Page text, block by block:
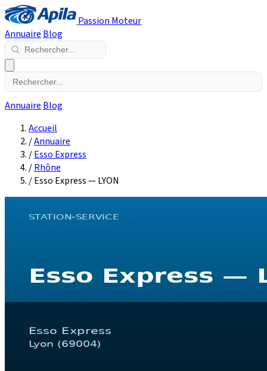
Passion Moteur
Annuaire Blog
Annuaire Blog
Accueil
/Annuaire
/Esso Express
/Rhône
/Esso Express — LYON